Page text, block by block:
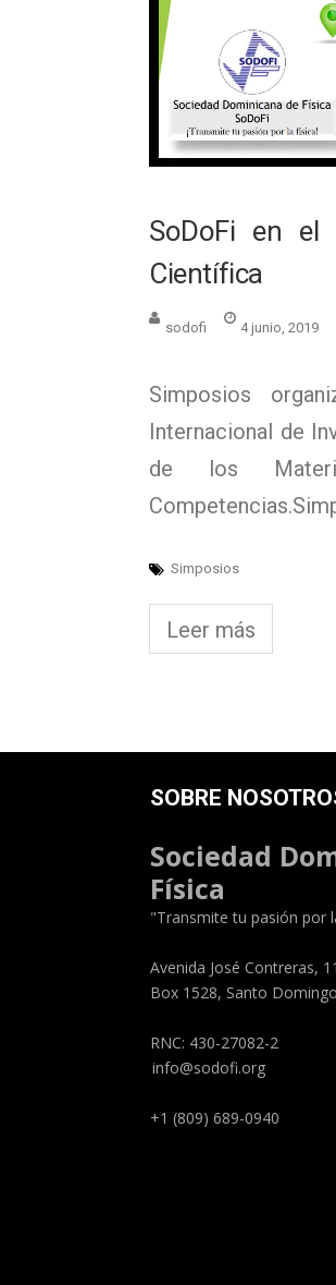
SoDoFi en el
Científica
sodofi 4 junio, 2019
Simposios
Internacional de
de los
Simposios
Leer más
SOBRE
Sociedad
Física
"Transmite tu pasión por
Avenida José Contreras,
Box 1528, Santo
RNC: 430-27082-2
info@sodofi.org
+1 (809) 689-0940